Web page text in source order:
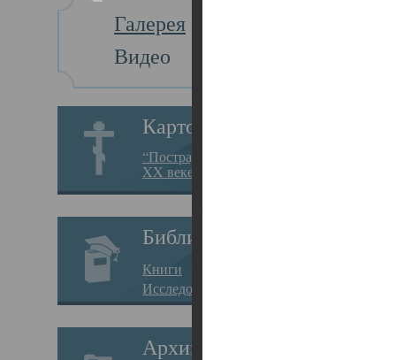
Галерея
Видео
Картотека
“Пострадавшие за веру в
XX веке на Севере”
Библиотека
Книги
Исследования
Архив